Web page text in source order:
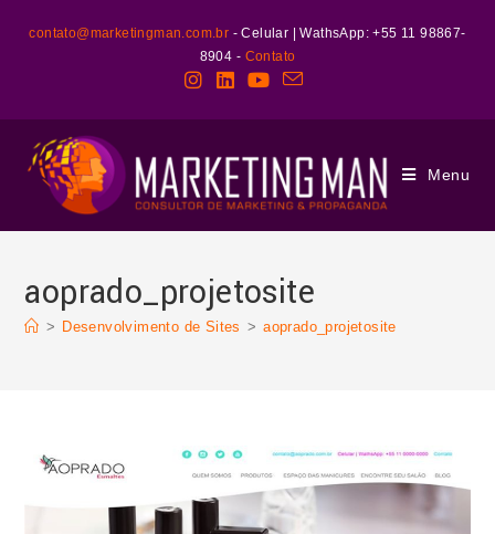
contato@marketingman.com.br - Celular | WathsApp: +55 11 98867-
8904 - Contato
Menu
aoprado_projetosite
> Desenvolvimento de Sites > aoprado_projetosite